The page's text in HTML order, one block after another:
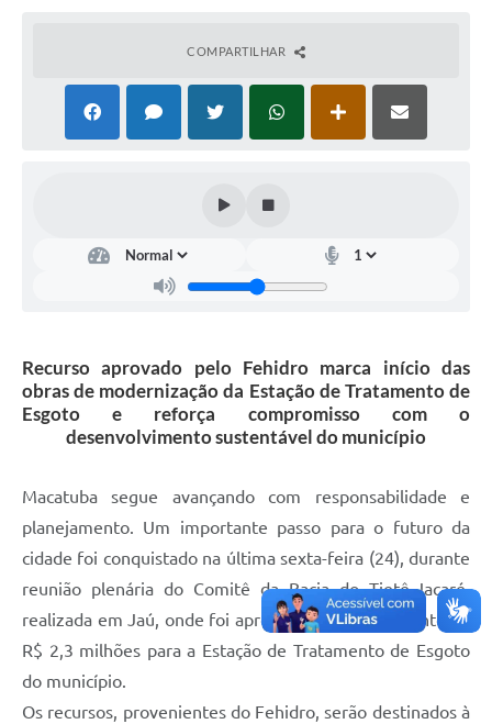
COMPARTILHAR
Recurso aprovado pelo Fehidro marca início das
obras de modernização da Estação de Tratamento de
Esgoto e reforça compromisso com o
desenvolvimento sustentável do município
Macatuba segue avançando com responsabilidade e
planejamento. Um importante passo para o futuro da
cidade foi conquistado na última sexta-feira (24), durante
reunião plenária do Comitê da Bacia do Tietê-Jacaré,
realizada em Jaú, onde foi aprovado um investimento de
R$ 2,3 milhões para a Estação de Tratamento de Esgoto
do município.
Os recursos, provenientes do Fehidro, serão destinados à